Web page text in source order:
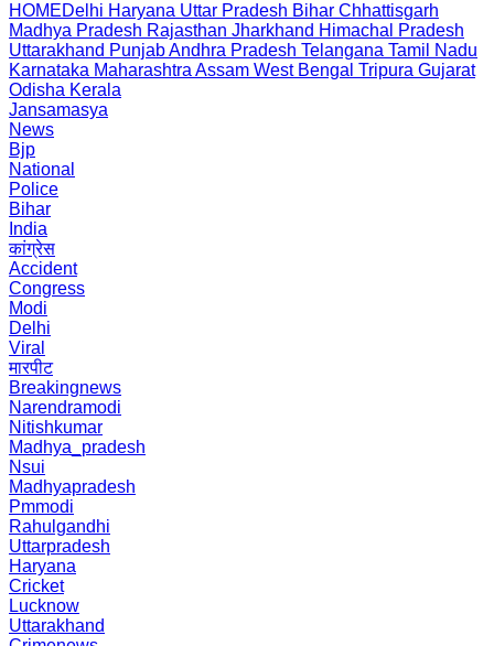
HOMEDelhi Haryana Uttar Pradesh Bihar Chhattisgarh
Madhya Pradesh Rajasthan Jharkhand Himachal Pradesh
Uttarakhand PunjabAndhra Pradesh Telangana Tamil Nadu
Karnataka Maharashtra Assam West Bengal Tripura Gujarat
Odisha Kerala
Jansamasya
News
Bjp
National
Police
Bihar
India
कांग्रेस
Accident
Congress
Modi
Delhi
Viral
मारपीट
Breakingnews
Narendramodi
Nitishkumar
Madhya_pradesh
Nsui
Madhyapradesh
Pmmodi
Rahulgandhi
Uttarpradesh
Haryana
Cricket
Lucknow
Uttarakhand